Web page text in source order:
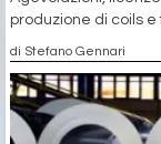
produzione di coils e
di Stefano Gennari